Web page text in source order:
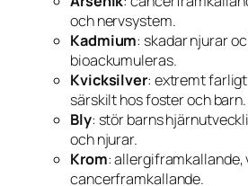
och nervsystem.
Kadmium: skadar njurar
bioackumuleras.
Kvicksilver: extremt
särskilt hos foster och barn.
Bly: stör barns
och njurar.
Krom: allergiframkallande,
cancerframkallande.